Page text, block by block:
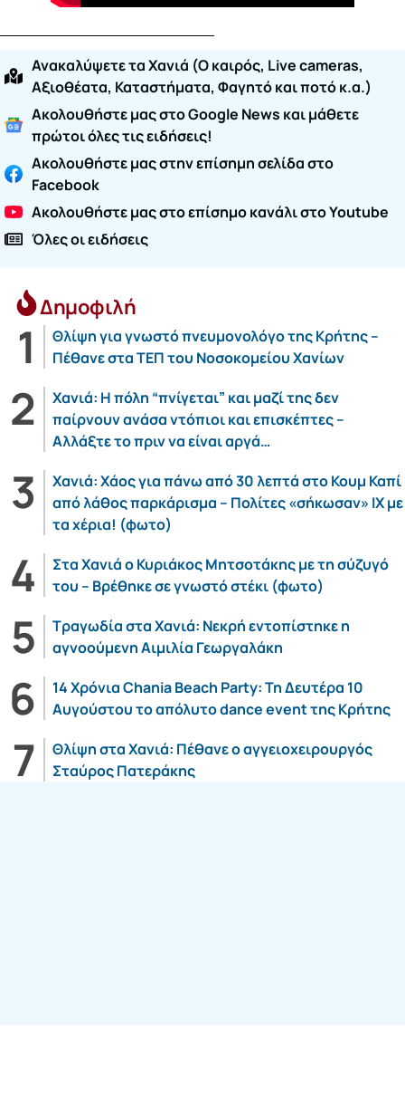
Ανακαλύψετε τα Χανιά (O καιρός, Live cameras,
Αξιοθέατα, Καταστήματα, Φαγητό και ποτό κ.α.)
Ακολουθήστε μας στο Google News και μάθετε
πρώτοι όλες τις ειδήσεις!
Ακολουθήστε μας στην επίσημη σελίδα στο
Facebook
Ακολουθήστε μας στο επίσημο κανάλι στο Youtube
Όλες οι ειδήσεις
Δημοφιλή
Θλίψη για γνωστό πνευμονολόγο της Κρήτης –
Πέθανε στα ΤΕΠ του Νοσοκομείου Χανίων
Χανιά: Η πόλη “πνίγεται” και μαζί της δεν
παίρνουν ανάσα ντόπιοι και επισκέπτες –
Αλλάξτε το πριν να είναι αργά…
Χανιά: Χάος για πάνω από 30 λεπτά στο Κουμ Καπί
από λάθος παρκάρισμα – Πολίτες «σήκωσαν» ΙΧ με
τα χέρια! (φωτο)
Στα Χανιά ο Κυριάκος Μητσοτάκης με τη σύζυγό
του – Βρέθηκε σε γνωστό στέκι (φωτο)
Τραγωδία στα Χανιά: Νεκρή εντοπίστηκε η
αγνοούμενη Αιμιλία Γεωργαλάκη
14 Χρόνια Chania Beach Party: Τη Δευτέρα 10
Αυγούστου το απόλυτο dance event της Κρήτης
Θλίψη στα Χανιά: Πέθανε ο αγγειοχειρουργός
Σταύρος Πατεράκης